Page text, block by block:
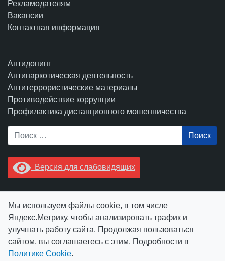
Рекламодателям
Вакансии
Контактная информация
Антидопинг
Антинаркотическая деятельность
Антитеррористические материалы
Противодействие коррупции
Профилактика дистанционного мошенничества
Поиск
Версия для слабовидящих
Ctrl+Enter.
Мы используем файлы cookie, в том числе
Яндекс.Метрику, чтобы анализировать трафик и
улучшать работу сайта. Продолжая пользоваться
сайтом, вы соглашаетесь с этим. Подробности в
Политике Cookie.